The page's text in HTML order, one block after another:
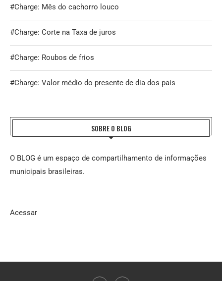
#Charge: Mês do cachorro louco
#Charge: Corte na Taxa de juros
#Charge: Roubos de frios
#Charge: Valor médio do presente de dia dos pais
SOBRE O BLOG
O BLOG é um espaço de compartilhamento de informações
municipais brasileiras.
Acessar